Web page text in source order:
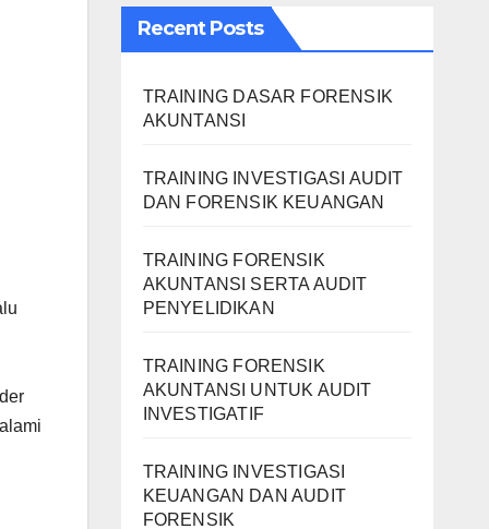
Recent Posts
TRAINING DASAR FORENSIK
AKUNTANSI
TRAINING INVESTIGASI AUDIT
DAN FORENSIK KEUANGAN
TRAINING FORENSIK
AKUNTANSI SERTA AUDIT
PENYELIDIKAN
TRAINING FORENSIK
AKUNTANSI UNTUK AUDIT
INVESTIGATIF
TRAINING INVESTIGASI
KEUANGAN DAN AUDIT
FORENSIK